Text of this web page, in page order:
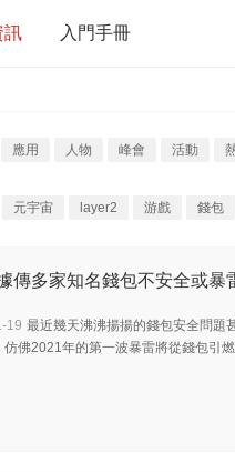
訊 入門手冊
應用 人物 峰會 活動
元宇宙 layer2 游戲 錢包
傳多家知名錢包不安全或暴
19 最近幾天沸沸揚揚的錢包安全問題
仿佛2021年的第一波暴雷將從錢包引燃